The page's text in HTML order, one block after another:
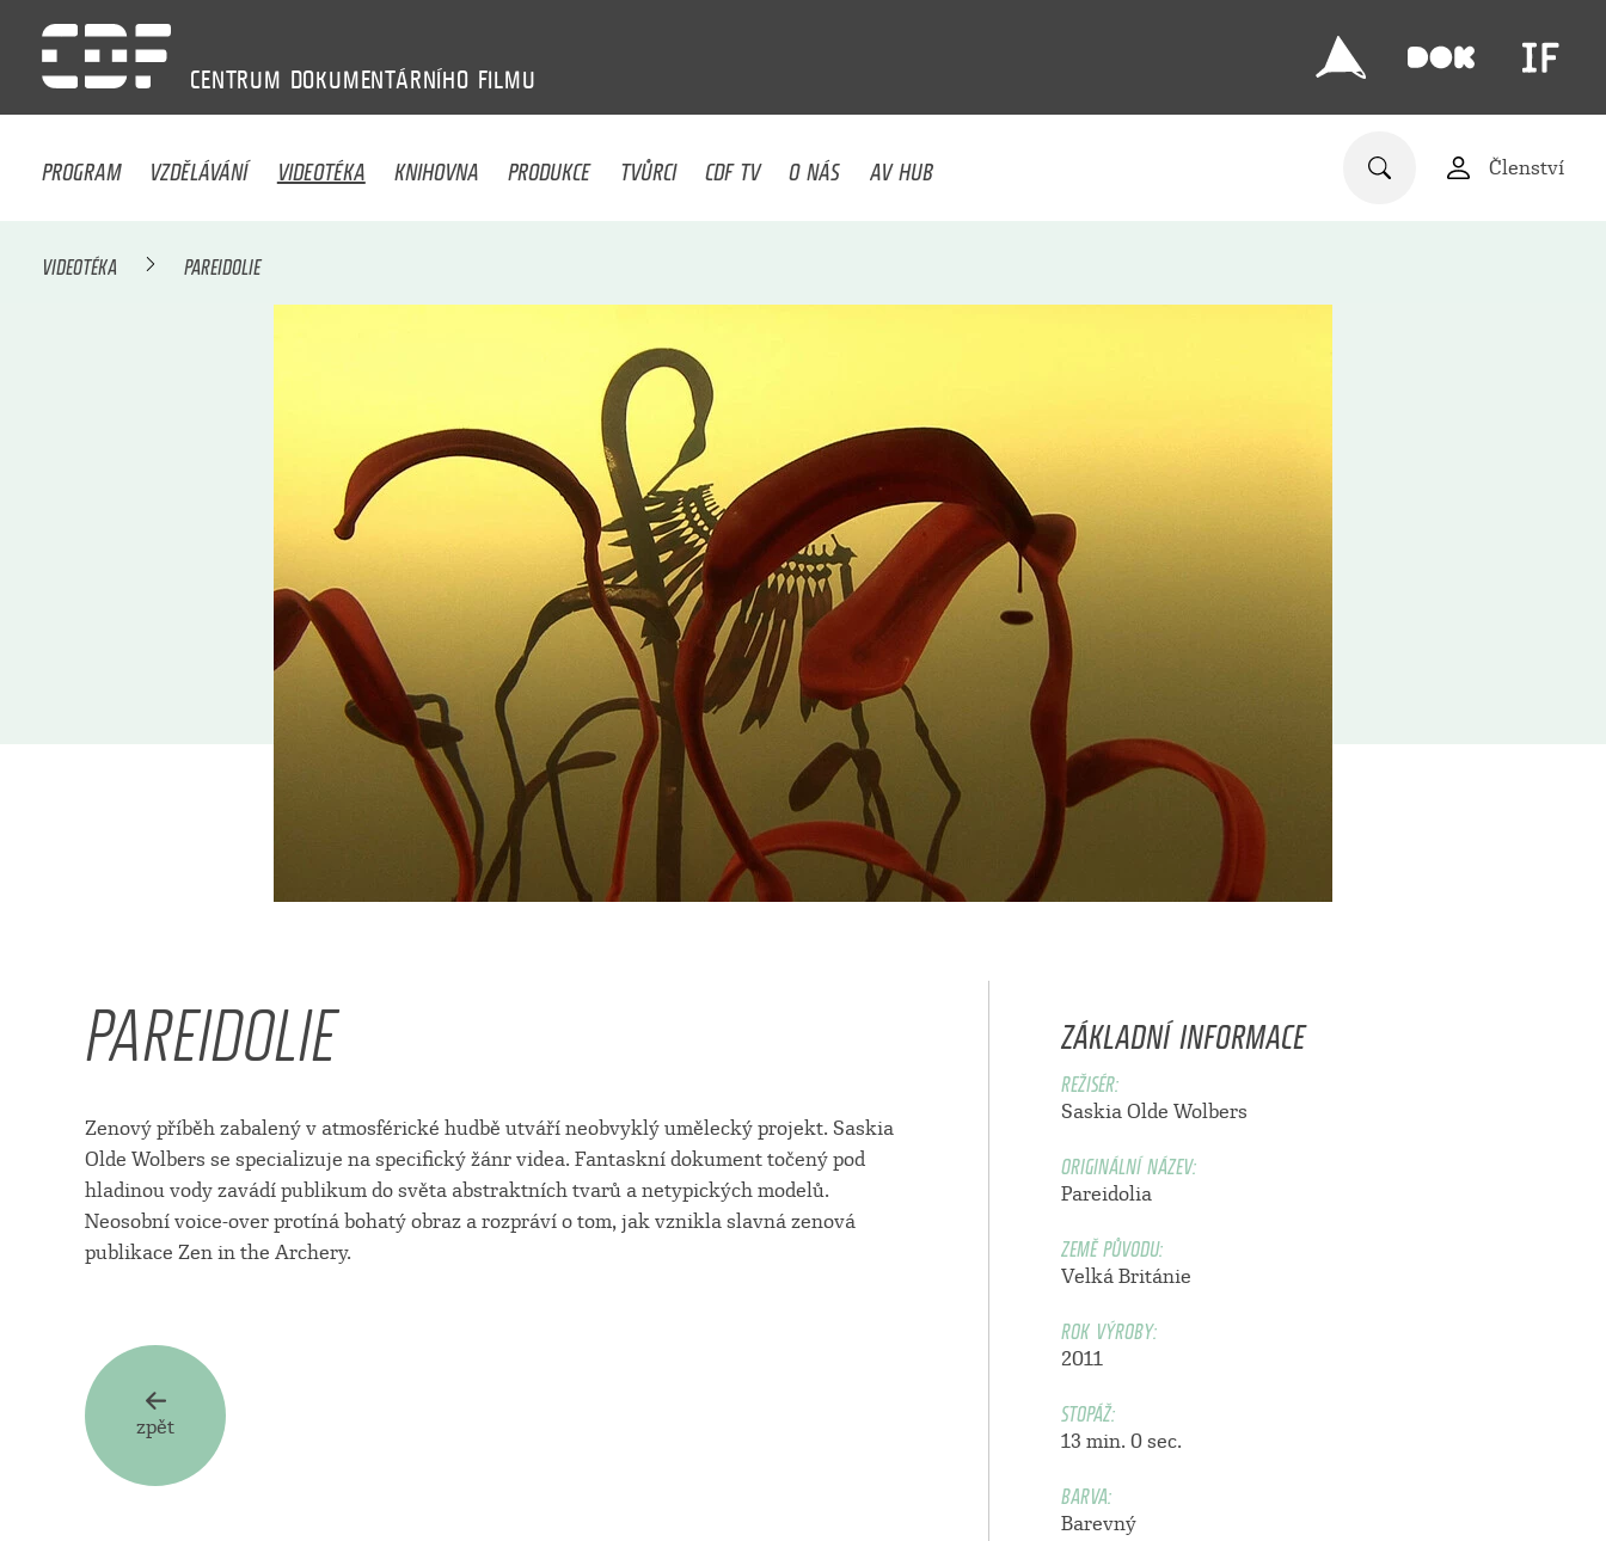
CENTRUM DOKUMENTÁRNÍHO FILMU
PROGRAM VZDĚLÁVÁNÍ VIDEOTÉKA KNIHOVNA PRODUKCE TVŮRCI CDF TV O NÁS AV HUB Členství
VIDEOTÉKA PAREIDOLIE
PAREIDOLIE
Zenový příběh zabalený v atmosférické hudbě utváří neobvyklý umělecký projekt. Saskia
Olde Wolbers se specializuje na specifický žánr videa. Fantaskní dokument točený pod
hladinou vody zavádí publikum do světa abstraktních tvarů a netypických modelů.
Neosobní voice-over protíná bohatý obraz a rozpráví o tom, jak vznikla slavná zenová
publikace Zen in the Archery.
ZÁKLADNÍ INFORMACE
REŽISÉR:
Saskia Olde Wolbers
ORIGINÁLNÍ NÁZEV:
Pareidolia
ZEMĚ PŮVODU:
Velká Británie
ROK VÝROBY:
2011
STOPÁŽ:
13 min. 0 sec.
BARVA:
Barevný
zpět